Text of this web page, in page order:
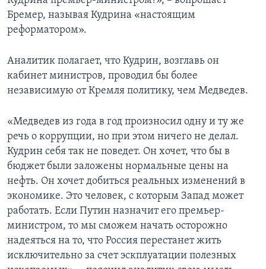
Бремер, называя Кудрина «настоящим
реформатором».
Аналитик полагает, что Кудрин, возглавь он
кабинет министров, проводил бы более
независимую от Кремля политику, чем Медведев.
«Медведев из года в год произносил одну и ту же
речь о коррупции, но при этом ничего не делал.
Кудрин себя так не поведет. Он хочет, что бы в
бюджет были заложены нормальные цены на
нефть. Он хочет добиться реальных изменений в
экономике. Это человек, с которым Запад может
работать. Если Путин назначит его премьер-
министром, то мы сможем начать осторожно
надеяться на то, что Россия перестанет жить
исключительно за счет эскплуатации полезных